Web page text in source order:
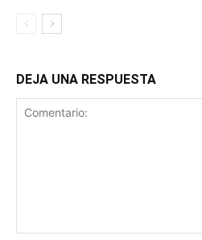
DEJA UNA RESPUESTA